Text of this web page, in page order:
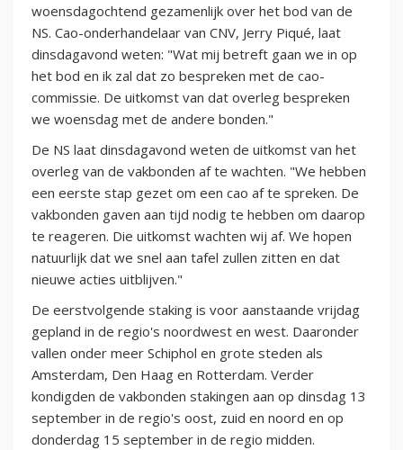
woensdagochtend gezamenlijk over het bod van de
NS. Cao-onderhandelaar van CNV, Jerry Piqué, laat
dinsdagavond weten: "Wat mij betreft gaan we in op
het bod en ik zal dat zo bespreken met de cao-
commissie. De uitkomst van dat overleg bespreken
we woensdag met de andere bonden."
De NS laat dinsdagavond weten de uitkomst van het
overleg van de vakbonden af te wachten. "We hebben
een eerste stap gezet om een cao af te spreken. De
vakbonden gaven aan tijd nodig te hebben om daarop
te reageren. Die uitkomst wachten wij af. We hopen
natuurlijk dat we snel aan tafel zullen zitten en dat
nieuwe acties uitblijven."
De eerstvolgende staking is voor aanstaande vrijdag
gepland in de regio's noordwest en west. Daaronder
vallen onder meer Schiphol en grote steden als
Amsterdam, Den Haag en Rotterdam. Verder
kondigden de vakbonden stakingen aan op dinsdag 13
september in de regio's oost, zuid en noord en op
donderdag 15 september in de regio midden.